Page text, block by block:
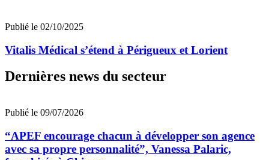
Publié le 02/10/2025
Vitalis Médical s’étend à Périgueux et Lorient
Dernières news du secteur
Publié le 09/07/2026
“APEF encourage chacun à développer son agence
avec sa propre personnalité”, Vanessa Palaric,